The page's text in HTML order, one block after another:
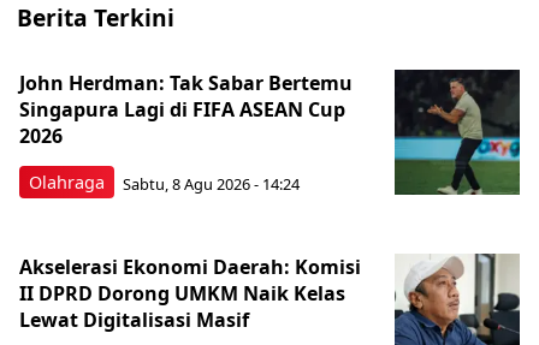
Berita Terkini
Olahraga
John Herdman: Tak Sabar Bertemu
Singapura Lagi di FIFA ASEAN Cup
2026
Sabtu, 8 Agu 2026 - 14:24
Akselerasi Ekonomi Daerah: Komisi
II DPRD Dorong UMKM Naik Kelas
Lewat Digitalisasi Masif